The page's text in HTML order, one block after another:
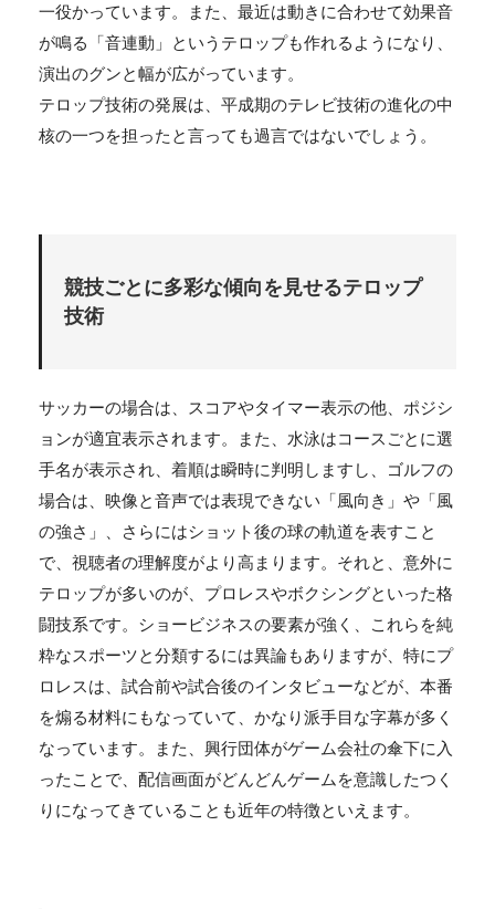
一役かっています。また、最近は動きに合わせて効果音
が鳴る「音連動」というテロップも作れるようになり、
演出のグンと幅が広がっています。
テロップ技術の発展は、平成期のテレビ技術の進化の中
核の一つを担ったと言っても過言ではないでしょう。
競技ごとに多彩な傾向を見せるテロップ
技術
サッカーの場合は、スコアやタイマー表示の他、ポジシ
ョンが適宜表示されます。また、水泳はコースごとに選
手名が表示され、着順は瞬時に判明しますし、ゴルフの
場合は、映像と音声では表現できない「風向き」や「風
の強さ」、さらにはショット後の球の軌道を表すこと
で、視聴者の理解度がより高まります。それと、意外に
テロップが多いのが、プロレスやボクシングといった格
闘技系です。ショービジネスの要素が強く、これらを純
粋なスポーツと分類するには異論もありますが、特にプ
ロレスは、試合前や試合後のインタビューなどが、本番
を煽る材料にもなっていて、かなり派手目な字幕が多く
なっています。また、興行団体がゲーム会社の傘下に入
ったことで、配信画面がどんどんゲームを意識したつく
りになってきていることも近年の特徴といえます。